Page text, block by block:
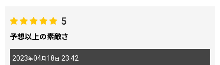
5
予想以上の素敵さ
2023年04月 18 日 23:42